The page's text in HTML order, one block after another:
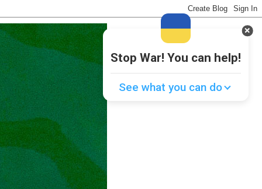
Stop War! You can help!
See what you can do